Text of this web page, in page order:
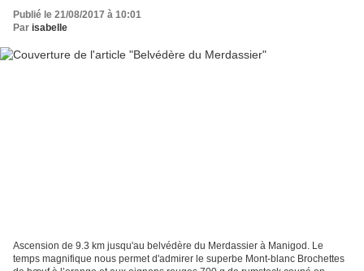
Publié le 21/08/2017 à 10:01
Par isabelle
Ascension de 9.3 km jusqu'au belvédère du Merdassier à Manigod. Le
temps magnifique nous permet d'admirer le superbe Mont-blanc Brochettes